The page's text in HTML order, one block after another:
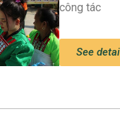
công tác
See